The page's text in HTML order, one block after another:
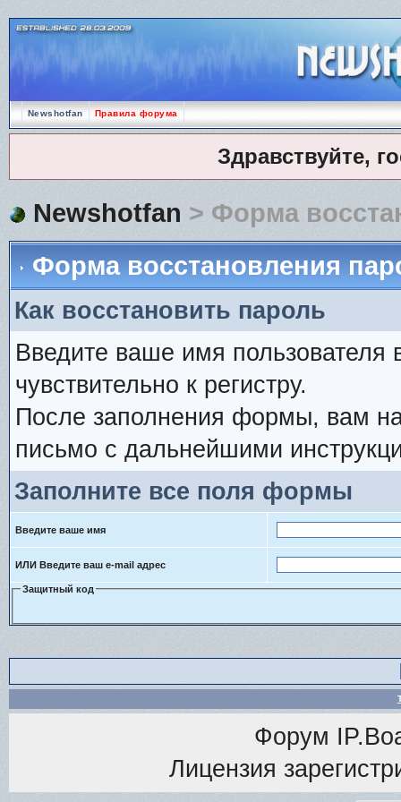
Newshotfan Правила форума
Здравствуйте,
Newshotfan > Форма
Форма восстановления
Как восстановить пароль
Введите ваше имя
чувствительно к регистру.
После заполнения формы, вам на
письмо с дальнейшими
Заполните все поля формы
Введите ваше имя
ИЛИ Введите ваш e-mail адрес
Защитный код
Форум
Лицензия